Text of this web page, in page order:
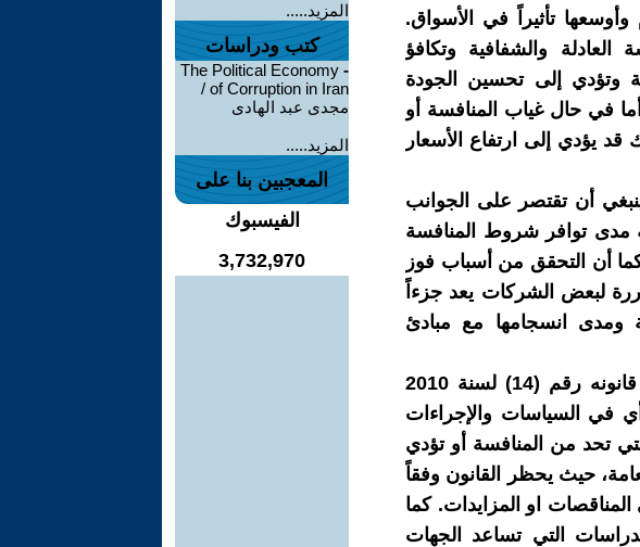
وأوسعها تأثيراً في الأسواق.
العادلة والشفافية وتكافؤ
وتؤدي إلى تحسين الجودة
في حال غياب المنافسة أو
يؤدي إلى ارتفاع الأسعار
أن تقتصر على الجوانب
مدى توافر شروط المنافسة
كما أن التحقق من أسباب فوز
لبعض الشركات يعد جزءاً
ومدى انسجامها مع مبادئ
إن مجلس شؤون المنافسة ومنع الاحتكار وبموجب قانونه رقم (14) لسنة 2010
في السياسات والإجراءات
تحد من المنافسة أو تؤدي
حيث يحظر القانون وفقاً
المناقصات او المزايدات. كما
التي تساعد الجهات
المزيد.....
كتب ودراسات
-
The Political Economy
of Corruption in Iran /
مجدى عبد الهادى
المزيد.....
المعجبين بنا على
الفيسبوك
3,732,970